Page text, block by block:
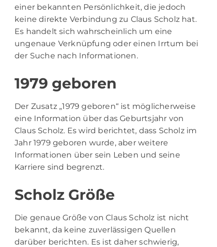
einer bekannten Persönlichkeit, die jedoch
keine direkte Verbindung zu Claus Scholz hat.
Es handelt sich wahrscheinlich um eine
ungenaue Verknüpfung oder einen Irrtum bei
der Suche nach Informationen.
1979 geboren
Der Zusatz „1979 geboren“ ist möglicherweise
eine Information über das Geburtsjahr von
Claus Scholz. Es wird berichtet, dass Scholz im
Jahr 1979 geboren wurde, aber weitere
Informationen über sein Leben und seine
Karriere sind begrenzt.
Scholz Größe
Die genaue Größe von Claus Scholz ist nicht
bekannt, da keine zuverlässigen Quellen
darüber berichten. Es ist daher schwierig,